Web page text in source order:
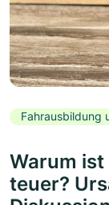
Fahrausbildung
Warum
teuer?